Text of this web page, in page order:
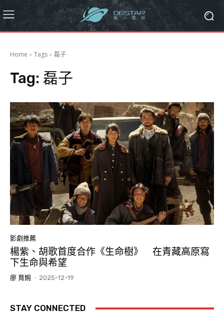
Home Tags 磊子
Tag: 磊子
影劇推薦
楊紫、胡歌首度合作《生命樹》 在青藏高原寫
下生命與希望
廖 育婉 - 2025-12-19
STAY CONNECTED